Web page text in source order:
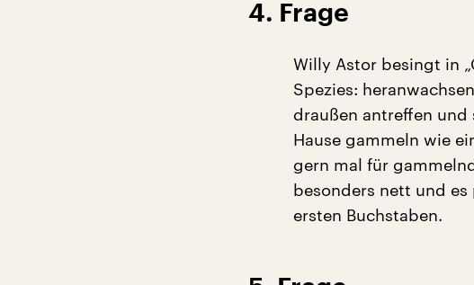
4. Frage
Willy Astor besingt in
Spezies:
draußen antreffen
Hause gammeln wie
gern mal für
besonders nett und
ersten Buchstaben.